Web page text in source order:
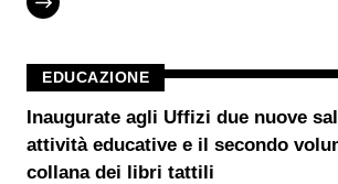
EDUCAZIONE
Inaugurate agli Uffizi due nuove
attività educative e il secondo
collana dei libri tattili